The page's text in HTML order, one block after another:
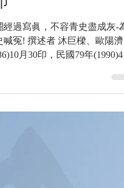
戰鬪經過寫眞，不
成灰-為金門大捷
述者 沐巨樑、歐
國75年(1986)10月